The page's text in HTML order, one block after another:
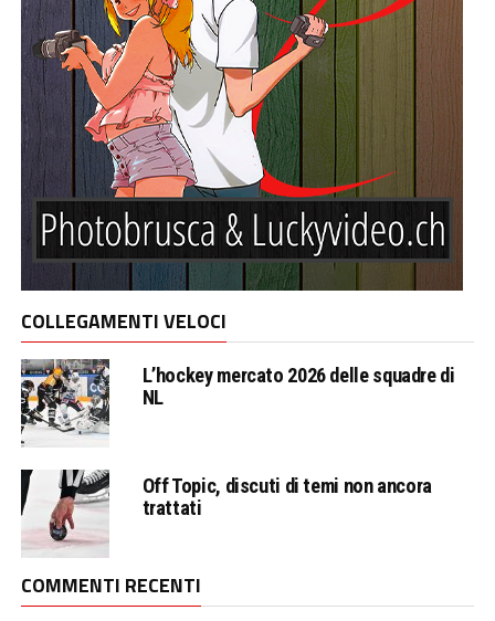
COLLEGAMENTI VELOCI
L’hockey mercato 2026 delle squadre di
NL
Off Topic, discuti di temi non ancora
trattati
COMMENTI RECENTI